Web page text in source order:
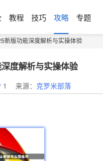
教程 技巧 攻略 专题
新版功能深度解析与实操体验
度解析与实操体验
1 来源： 克罗米部落